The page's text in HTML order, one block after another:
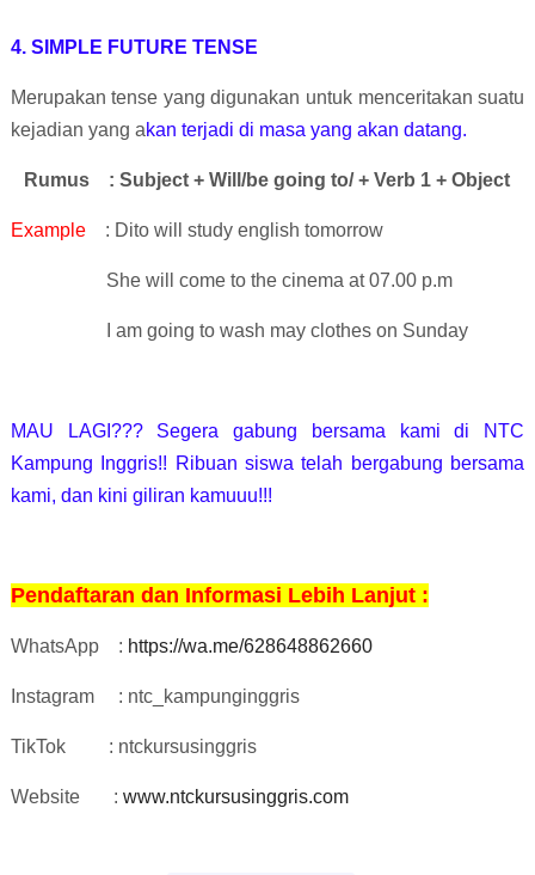
4. SIMPLE FUTURE TENSE
Merupakan tense yang digunakan untuk menceritakan suatu
kejadian yang akan terjadi di masa yang akan datang.
Rumus : Subject + Will/be going to/ + Verb 1 + Object
Example: Dito will study english tomorrow
She will come to the cinema at 07.00 p.m
I am going to wash may clothes on Sunday
MAU LAGI??? Segera gabung bersama kami di NTC
Kampung Inggris!! Ribuan siswa telah bergabung bersama
kami, dan kini giliran kamuuu!!!
Pendaftaran dan Informasi Lebih Lanjut :
WhatsApp: https://wa.me/628648862660
Instagram: ntc_kampunginggris
TikTok : ntckursusinggris
Website : www.ntckursusinggris.com